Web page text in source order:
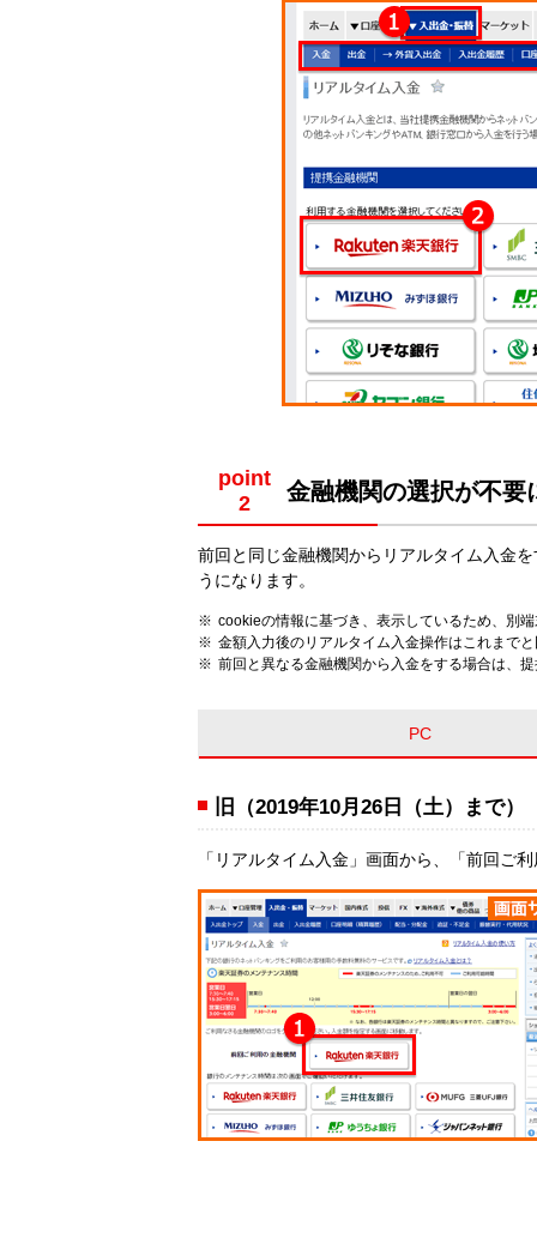
point 金融機関の選択が不要
前回と同じ金融機関からリアルタイム入金
うになります。
cookieの情報に基づき、表示しているため、別
金額入力後のリアルタイム入金操作はこれまで
前回と異なる金融機関から入金をする場合は、
PC
旧（2019年10月26日（土）まで）
「リアルタイム入金」画面から、「前回ご